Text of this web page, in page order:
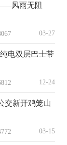
风雨无阻
03-27
电双层巴士带
12-24
交新开鸡笼山
03-15